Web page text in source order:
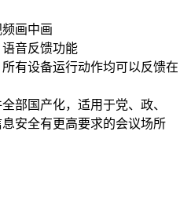
画中画
音反馈功能
有设备运行动作均可以反馈在
部国产化，适用于党、政、
安全有更高要求的会议场所